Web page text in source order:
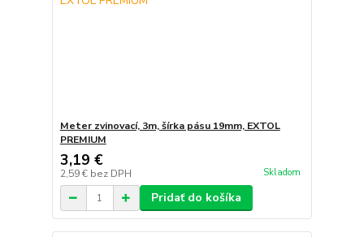
Meter zvinovací, 3m, šírka pásu 19mm, EXTOL
PREMIUM
3,19 €
2,59 € bez DPH Skladom
Pridať do košíka